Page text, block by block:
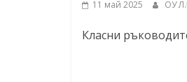
11 май 2025 ОУ
Класни